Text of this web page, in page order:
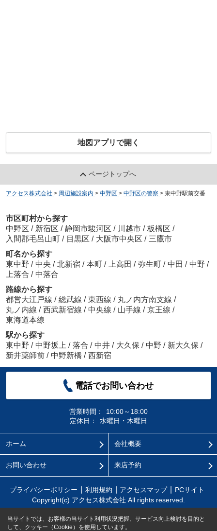
地図アプリで開く
ページトップへ
アクセス株式会社 > 周辺施設案内 > 中野区 > 中野区の警察 > 東中野駅前交番
市区町村から探す
中野区 / 新宿区 / 静岡市駿河区 / 川越市 / 板橋区 /
入間郡毛呂山町 / 目黒区 / 大阪市中央区 / 三鷹市
町名から探す
東中野 / 中央 / 北新宿 / 本町 / 上高田 / 弥生町 / 中田 / 中野 /
上落合 / 中落合
路線から探す
都営大江戸線 / 総武線 / 東西線 / 丸ノ内方南支線 /
丸ノ内線 / 西武新宿線 / 中央線 / 山手線 / 京王線 /
東海道本線
駅から探す
東中野 / 中野坂上 / 落合 / 中井 / 大久保 / 中野 / 新大久保 /
新井薬師前 / 中野新橋 / 西新宿
電話でお問い合わせ
営業時間：
10:00～18:00
定休日：
水曜日・木曜日
ホーム 会社概要
お問い合わせ 来店予約
プライバシーポリシー 利用規約 アクセスマップ
PCサイト
Copyright(c) アクセス株式会社 All rights reserved.
当サイトでは、お客様の当サイト利用状況把握、サービス向上検討を目的と
して、クッキー（Cookie）を使用しています。